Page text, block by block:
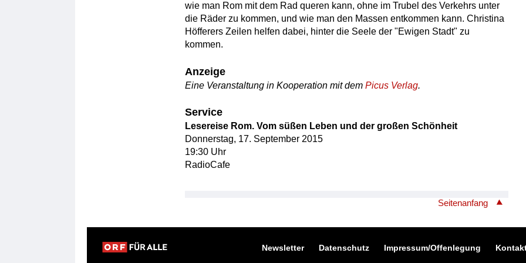
wie man Rom mit dem Rad queren kann, ohne im Trubel des Verkehrs unter
die Räder zu kommen, und wie man den Massen entkommen kann. Christina
Höfferers Zeilen helfen dabei, hinter die Seele der "Ewigen Stadt" zu
kommen.
Anzeige
Eine Veranstaltung in Kooperation mit dem Picus Verlag.
Service
Lesereise Rom. Vom süßen Leben und der großen Schönheit
Donnerstag, 17. September 2015
19:30 Uhr
RadioCafe
Seitenanfang
Newsletter Datenschutz Impressum/Offenlegung